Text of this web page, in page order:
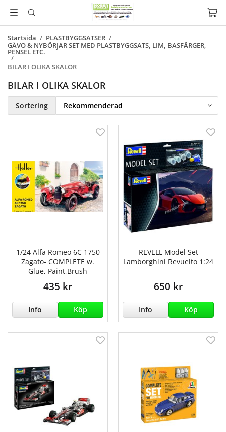
Startsida / PLASTBYGGSATSER /
GÅVO & NYBÖRJAR SET MED PLASTBYGGSATS, LIM, BASFÄRGER,
PENSEL ETC.
/
BILAR I OLIKA SKALOR
BILAR I OLIKA SKALOR
Sortering
1/24 Alfa Romeo 6C 1750
Zagato- COMPLETE w.
Glue, Paint,Brush
435 kr
Info Köp
REVELL Model Set
Lamborghini Revuelto 1:24
650 kr
Info Köp